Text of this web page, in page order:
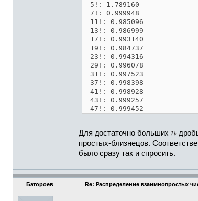
5!: 1.789160
7!: 0.999948
11!: 0.985096
13!: 0.986999
17!: 0.993140
19!: 0.984737
23!: 0.994316
29!: 0.996078
31!: 0.997523
37!: 0.998398
41!: 0.998928
43!: 0.999257
47!: 0.999452
Для достаточно больших
простых-близнецов.
было сразу так и спросить.
Батороев Re: Распределение взаимнопростых